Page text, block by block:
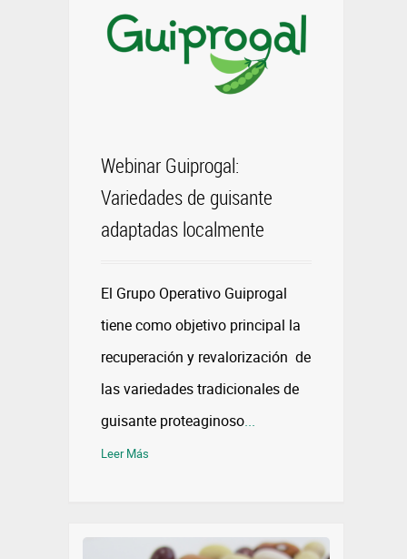
Webinar Guiprogal:
Variedades de guisante
adaptadas localmente
El Grupo Operativo Guiprogal
tiene como objetivo principal la
recuperación y revalorización de
las variedades tradicionales de
guisante proteaginoso...
Leer Más